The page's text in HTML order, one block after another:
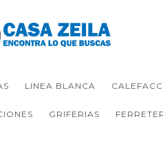
LINEA BLANCA
GRIFERIAS